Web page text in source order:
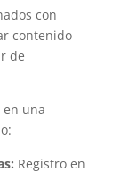
con
contenido
de
en una
Registro en